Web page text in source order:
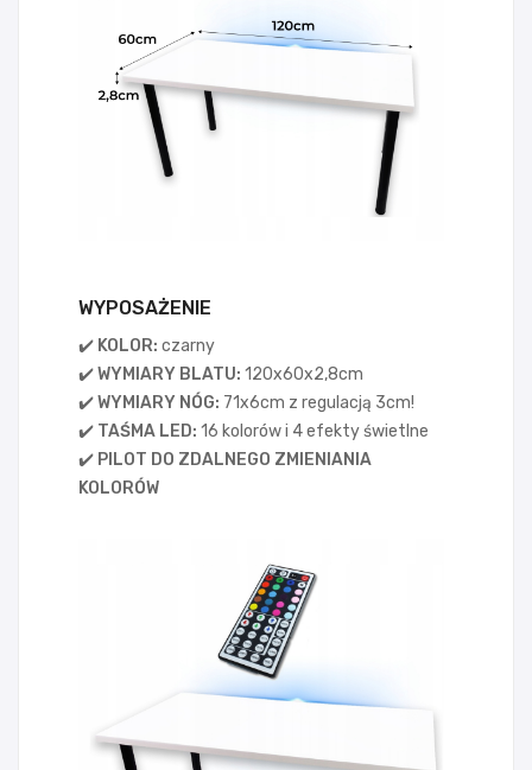
WYPOSAŻENIE
✔️ KOLOR: czarny
✔️ WYMIARY BLATU: 120x60x2,8cm
✔️ WYMIARY NÓG: 71x6cm z regulacją 3cm!
✔️ TAŚMA LED: 16 kolorów i 4 efekty świetlne
✔️ PILOT DO ZDALNEGO ZMIENIANIA
KOLORÓW